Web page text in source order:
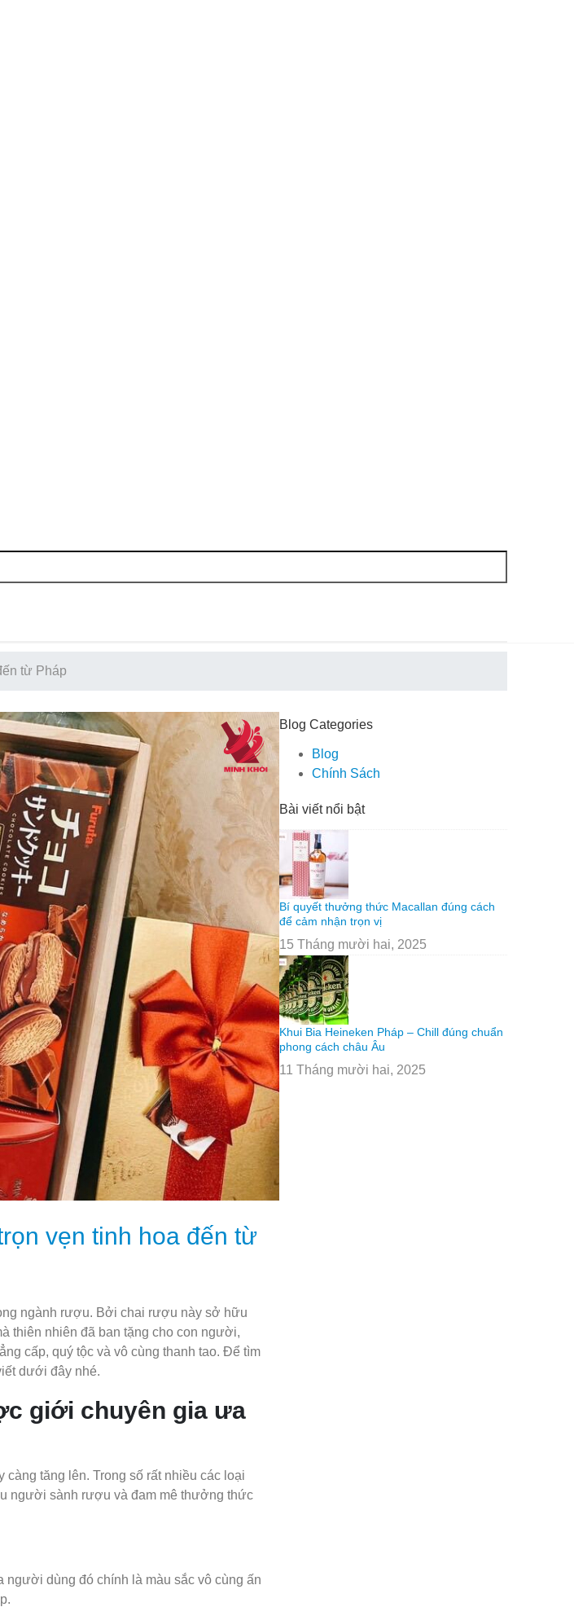
từ Pháp
vẹn tinh hoa đến từ
ngành rượu. Bởi chai rượu này sở hữu
thiên nhiên đã ban tặng cho con người,
cấp, quý tộc và vô cùng thanh tao. Để tìm
dưới đây nhé.
giới chuyên gia ưa
tăng lên. Trong số rất nhiều các loại
người sành rượu và đam mê thưởng thức
dùng đó chính là màu sắc vô cùng ấn
Blog Categories
Blog
Chính Sách
Bài viết nổi bật
Bí quyết thưởng thức Macallan đúng cách
để cảm nhận trọn vị
15 Tháng mười hai, 2025
Khui Bia Heineken Pháp – Chill đúng chuẩn
phong cách châu Âu
11 Tháng mười hai, 2025